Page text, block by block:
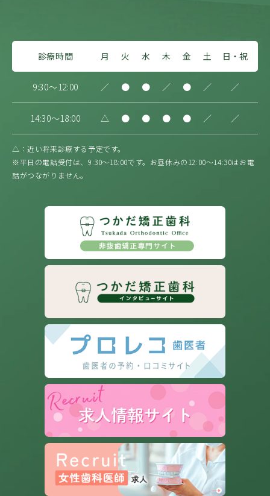
診療時間 月 火 水 木 金 土 日・祝
9:30～12:00 ／ ● ● ／ ● ／ ／
14:30～18:00 △ ● ● ● ● ／ ／
△：近い将来診療する予定です。
※平日の電話受付は、9:30〜18:00です。お昼休みの12:00〜14:30はお電
話がつながりません。